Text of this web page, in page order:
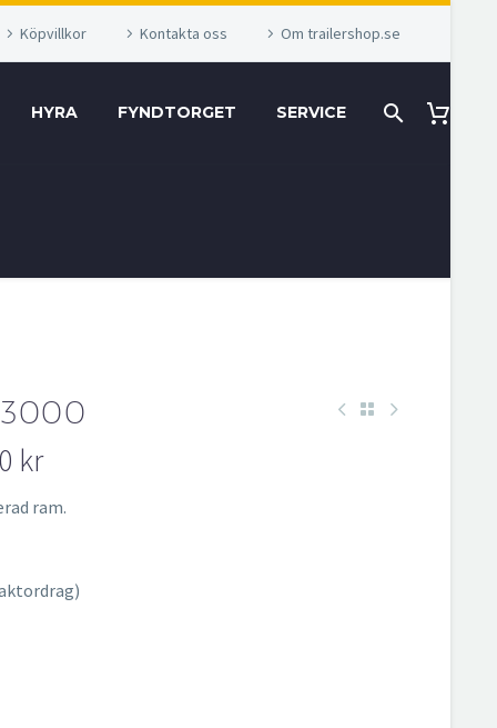
Köpvillkor Kontakta oss Om trailershop.se
HYRA FYNDTORGET SERVICE
kr
ram.